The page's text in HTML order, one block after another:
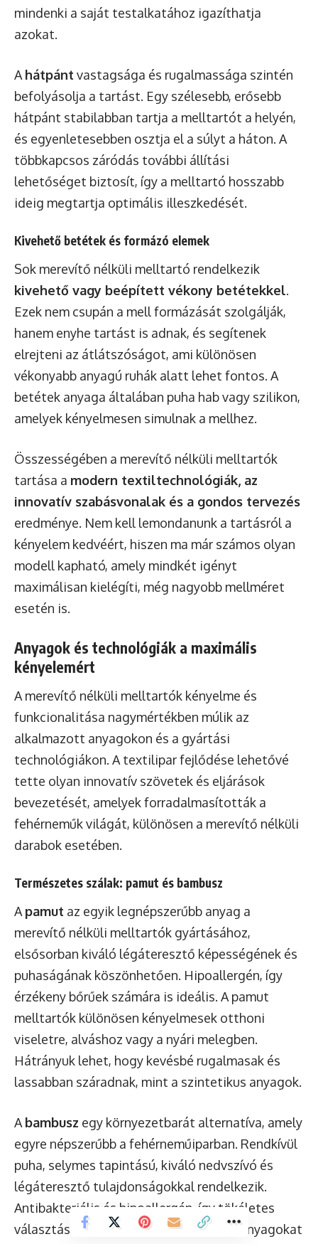
mindenki a saját testalkatához igazíthatja
azokat.
A hátpánt vastagsága és rugalmassága szintén
befolyásolja a tartást. Egy szélesebb, erősebb
hátpánt stabilabban tartja a melltartót a helyén,
és egyenletesebben osztja el a súlyt a háton. A
többkapcsos záródás további állítási
lehetőséget biztosít, így a melltartó hosszabb
ideig megtartja optimális illeszkedését.
Kivehető betétek és formázó elemek
Sok merevítő nélküli melltartó rendelkezik
kivehető vagy beépített vékony betétekkel.
Ezek nem csupán a mell formázását szolgálják,
hanem enyhe tartást is adnak, és segítenek
elrejteni az átlátszóságot, ami különösen
vékonyabb anyagú ruhák alatt lehet fontos. A
betétek anyaga általában puha hab vagy szilikon,
amelyek kényelmesen simulnak a mellhez.
Összességében a merevítő nélküli melltartók
tartása a modern textiltechnológiák, az
innovatív szabásvonalak és a gondos tervezés
eredménye. Nem kell lemondanunk a tartásról a
kényelem kedvéért, hiszen ma már számos olyan
modell kapható, amely mindkét igényt
maximálisan kielégíti, még nagyobb mellméret
esetén is.
Anyagok és technológiák a maximális
kényelemért
A merevítő nélküli melltartók kényelme és
funkcionalitása nagymértékben múlik az
alkalmazott anyagokon és a gyártási
technológiákon. A textilipar fejlődése lehetővé
tette olyan innovatív szövetek és eljárások
bevezetését, amelyek forradalmasították a
fehérneműk világát, különösen a merevítő nélküli
darabok esetében.
Természetes szálak: pamut és bambusz
A pamut az egyik legnépszerűbb anyag a
merevítő nélküli melltartók gyártásához,
elsősorban kiváló légáteresztő képességének és
puhaságának köszönhetően. Hipoallergén, így
érzékeny bőrűek számára is ideális. A pamut
melltartók különösen kényelmesek otthoni
viseletre, alváshoz vagy a nyári melegben.
Hátrányuk lehet, hogy kevésbé rugalmasak és
lassabban száradnak, mint a szintetikus anyagok.
A bambusz egy környezetbarát alternatíva, amely
egyre népszerűbb a fehérneműiparban. Rendkívül
puha, selymes tapintású, kiváló nedvszívó és
légáteresztő tulajdonságokkal rendelkezik.
Antibakteriális és hipoallergén, így tökéletes
választás azoknak, akik a természetes anyagokat